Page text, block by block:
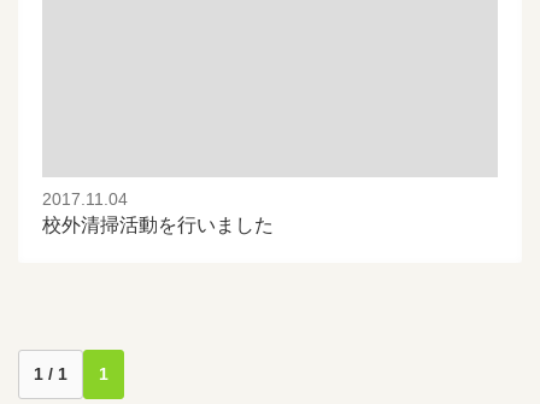
2017.11.04
校外清掃活動を行いました
1 / 1 1